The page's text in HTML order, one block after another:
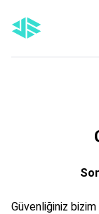
Güvenliğiniz